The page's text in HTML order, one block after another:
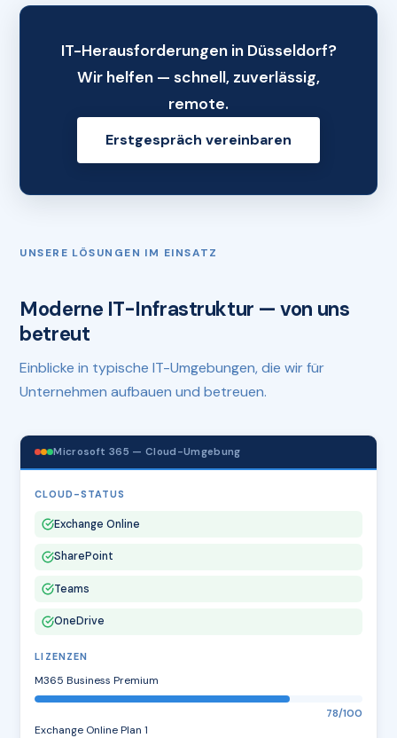
IT-Herausforderungen in Düsseldorf?
Wir helfen — schnell, zuverlässig,
remote.
Erstgespräch vereinbaren
UNSERE LÖSUNGEN IM EINSATZ
Moderne IT-Infrastruktur — von uns
betreut
Einblicke in typische IT-Umgebungen, die wir für
Unternehmen aufbauen und betreuen.
Microsoft 365 — Cloud-Umgebung
CLOUD-STATUS
Exchange Online
SharePoint
Teams
OneDrive
LIZENZEN
M365 Business Premium
78/100
Exchange Online Plan 1